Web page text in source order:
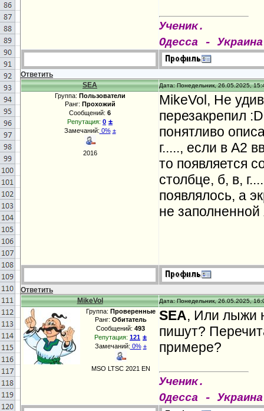
Ученик.
Одесса - Украина
Ответить
SEA
Дата: Понедельник, 26.05.2025,
Группа: Пользователи
Ранг: Прохожий
Сообщений: 6
Репутация: 0 ±
Замечаний: 0% ±
2016
MikeVol, Не
перезакрепил
понятливо
г....., если в А2
то появляется
столбце, б, в,
появлялось, а
не
Ответить
MikeVol
Дата: Понедельник, 26.05.2025,
Группа: Проверенные
Ранг: Обитатель
Сообщений: 493
Репутация: 121 ±
Замечаний: 0% ±
MSO LTSC 2021 EN
SEA, Или лыжи
пишут?
примере?
Ученик.
Одесса - Украина